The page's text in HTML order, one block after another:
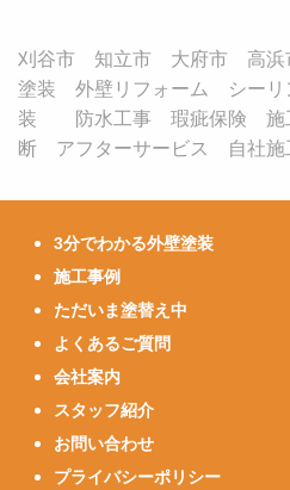
刈谷市 知立市 大府市 高
塗装 外壁リフォーム シー
装 防水工事 瑕疵保険 施
断 アフターサービス 自社施
3分でわかる外壁塗装
施工事例
ただいま塗替え中
よくあるご質問
会社案内
スタッフ紹介
お問い合わせ
プライバシーポリシー